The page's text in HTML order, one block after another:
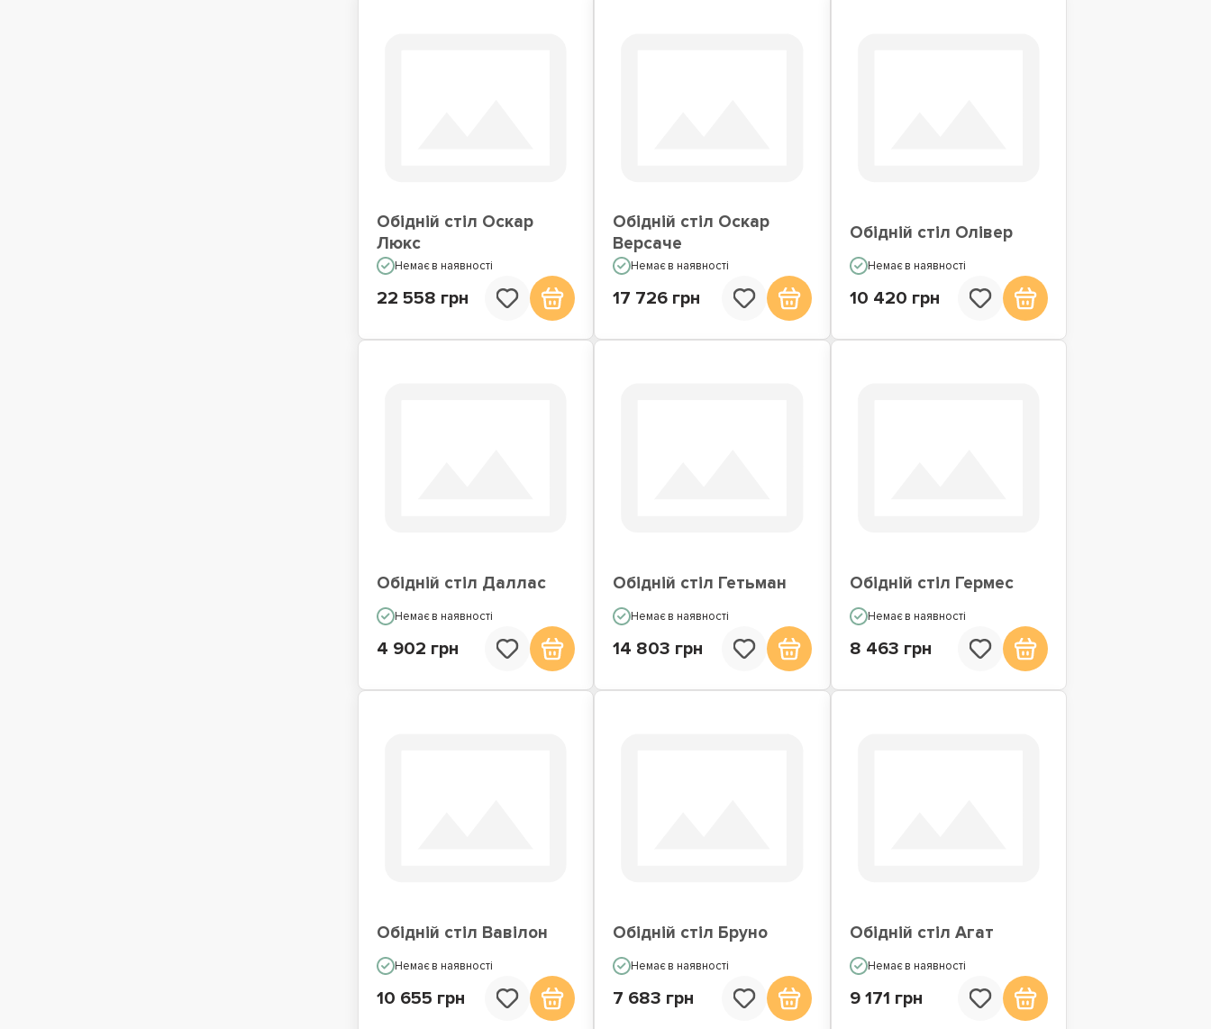
Обідній стіл Оскар
Люкс
Немає в наявності
22 558 грн
Обідній стіл Оскар
Версаче
Немає в наявності
17 726 грн
Обідній стіл Олівер
Немає в наявності
10 420 грн
Обідній стіл Даллас
Немає в наявності
4 902 грн
Обідній стіл Гетьман
Немає в наявності
14 803 грн
Обідній стіл Гермес
Немає в наявності
8 463 грн
Обідній стіл Вавілон
Немає в наявності
10 655 грн
Обідній стіл Бруно
Немає в наявності
7 683 грн
Обідній стіл Агат
Немає в наявності
9 171 грн